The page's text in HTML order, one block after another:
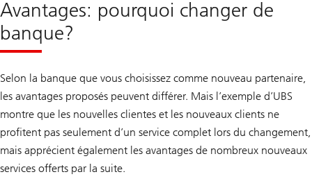
Avantages: pourquoi changer de
banque?
Selon la banque que vous choisissez comme nouveau partenaire,
les avantages proposés peuvent différer. Mais l’exemple d’UBS
montre que les nouvelles clientes et les nouveaux clients ne
profitent pas seulement d’un service complet lors du changement,
mais apprécient également les avantages de nombreux nouveaux
services offerts par la suite.